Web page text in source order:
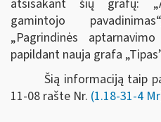
atsisakant šių grafų:
gamintojo
„Pagrindinės
papildant nauja grafa
Šią informaciją taip
11-08 rašte Nr. (1.18-31-4